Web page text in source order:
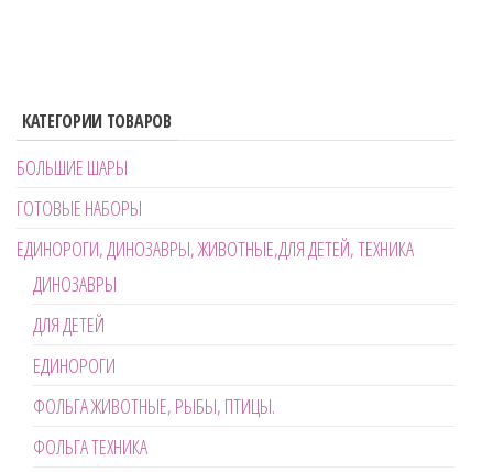
КАТЕГОРИИ ТОВАРОВ
БОЛЬШИЕ ШАРЫ
ГОТОВЫЕ НАБОРЫ
ЕДИНОРОГИ, ДИНОЗАВРЫ, ЖИВОТНЫЕ,ДЛЯ ДЕТЕЙ, ТЕХНИКА
ДИНОЗАВРЫ
ДЛЯ ДЕТЕЙ
ЕДИНОРОГИ
ФОЛЬГА ЖИВОТНЫЕ, РЫБЫ, ПТИЦЫ.
ФОЛЬГА ТЕХНИКА